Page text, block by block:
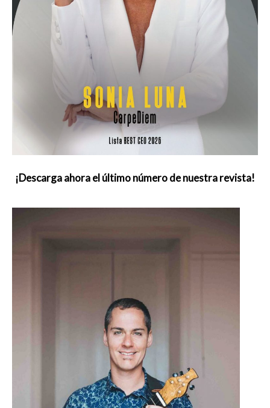
¡Descarga ahora el último número de nuestra revista!